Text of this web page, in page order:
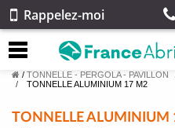
Rappelez-moi
/ TONNELLE - PERGOLA - PAVILLON
TONNELLE ALUMINIUM 17 M2
TONNELLE ALUMINIUM